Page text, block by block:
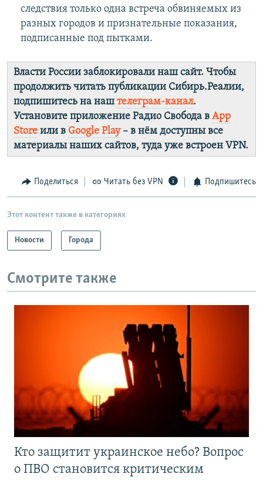
следствия только одна встреча обвиняемых из
разных городов и признательные показания,
подписанные под пытками.
Власти России заблокировали наш сайт. Чтобы
продолжить читать публикации Сибирь.Реалии,
подпишитесь на наш телеграм-канал.
Установите приложение Радио Свобода в App
Store или в Google Play– в нём доступны все
материалы наших сайтов, туда уже встроен VPN.
Поделиться Читать без VPN Подпишитесь
Этот контент также в категориях
Новости Города
Смотрите также
Кто защитит украинское небо? Вопрос
о ПВО становится критическим